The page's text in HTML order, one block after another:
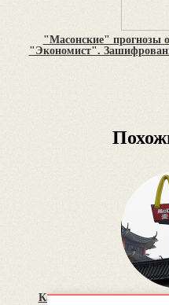
"Масонские" прогнозы
"Экономист".
Как американские